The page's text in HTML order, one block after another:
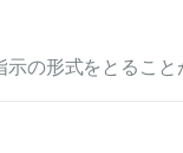
の形式をとること